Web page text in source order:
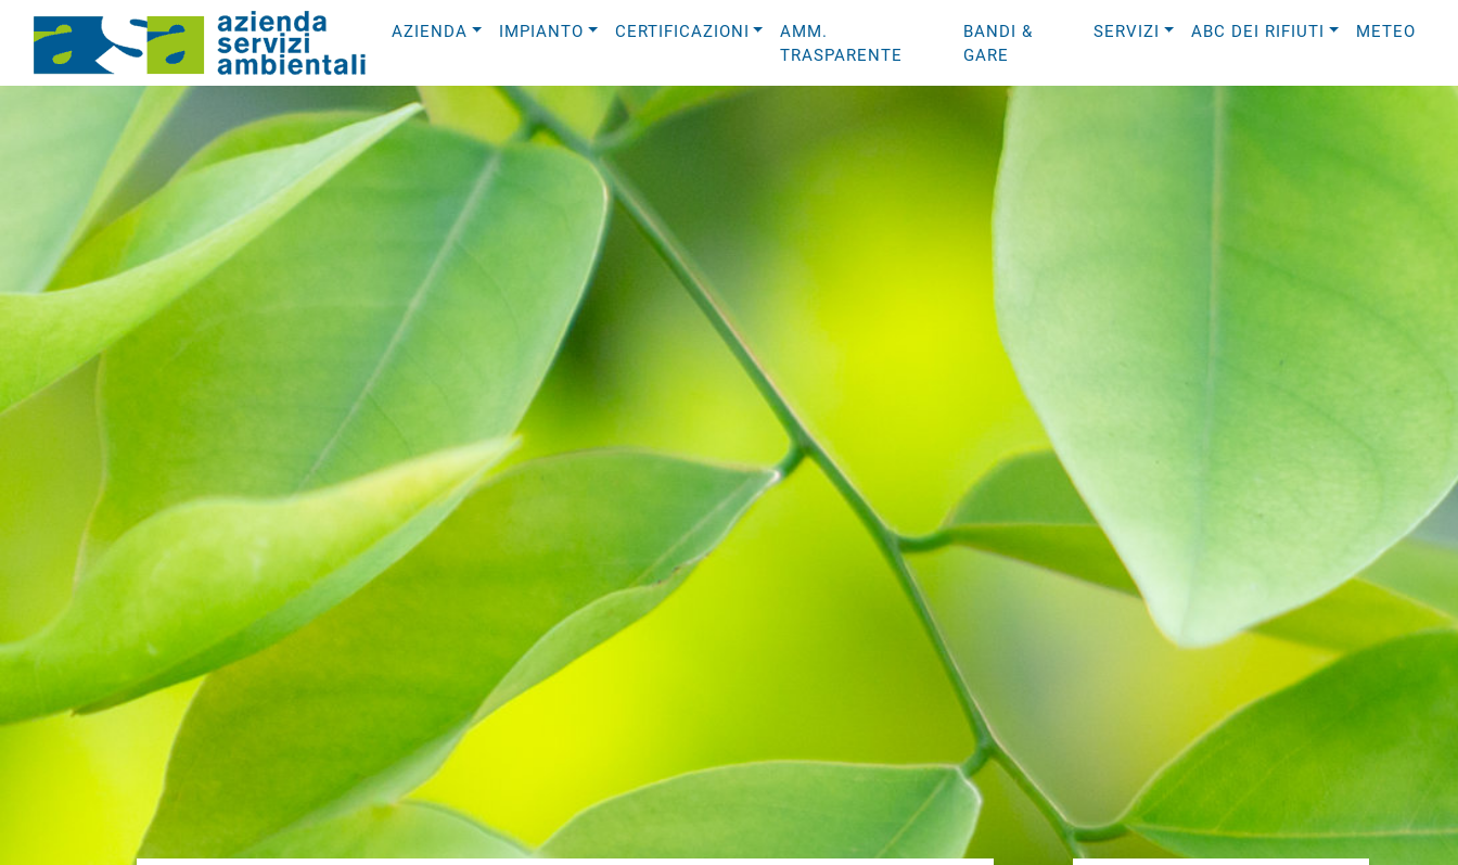
AZIENDA IMPIANTO CERTIFICAZIONI
AMM.
TRASPARENTE
BANDI &
GARE
SERVIZI ABC DEI RIFIUTI METEO